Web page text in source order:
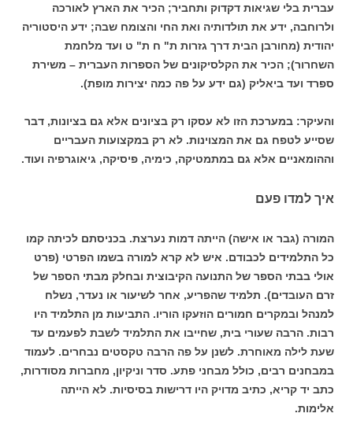
עברית בלי שגיאות דקדוק ותחביר; הכיר את הארץ לאורכה
ולרוחבה, ידע את תולדותיה ואת החי והצומח שבה; ידע היסטוריה
יהודית (מחורבן הבית דרך גזרות ת" ח ת" ט ועד מלחמת
השחרור); הכיר את הקלסיקונים של הספרות העברית – משירת
ספרד ועד ביאליק (גם ידע על פה כמה יצירות מופת).
והעיקר: במערכת הזו לא עסקו רק בציונים אלא גם בציונות, דבר
שסייע לטפח גם את המצוינות. לא רק במקצועות העבריים
וההומאניים אלא גם במתמטיקה, כימיה, פיסיקה, גיאוגרפיה ועוד.
איך למדו פעם
המורה (גבר או אישה) הייתה דמות נערצת. בכניסתם לכיתה קמו
כל התלמידים לכבודם. איש לא קרא למורה בשמו הפרטי (פרט
אולי בבתי הספר של התנועה הקיבוצית ובחלק מבתי הספר של
זרם העובדים). תלמיד שהפריע, אחר לשיעור או נעדר, נשלח
למנהל ובמקרים חמורים הוזעקו הוריו. התביעות מן התלמיד היו
רבות. הרבה שעורי בית, שחייבו את התלמיד לשבת לפעמים עד
שעת לילה מאוחרת. לשנן על פה הרבה טקסטים נבחרים. לעמוד
במבחנים רבים, כולל מבחני פתע. סדר וניקיון, מחברות מסודרות,
כתב יד קריא, כתיב מדויק היו דרישות בסיסיות. לא הייתה
אלימות.